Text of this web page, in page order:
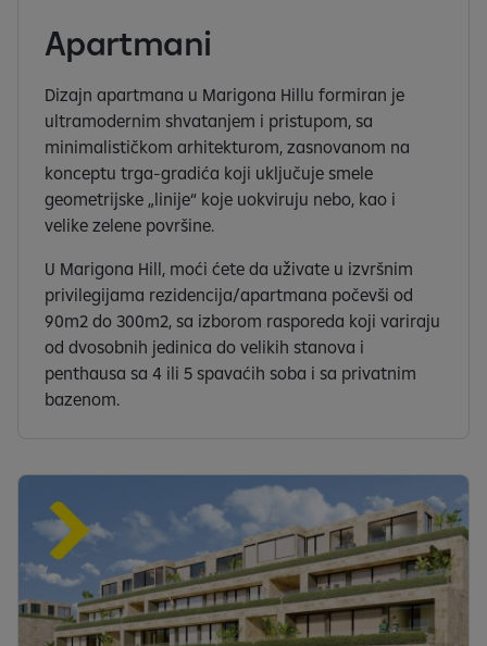
Apartmani
Dizajn apartmana u Marigona Hillu formiran je
ultramodernim shvatanjem i pristupom, sa
minimalističkom arhitekturom, zasnovanom na
konceptu trga-gradića koji uključuje smele
geometrijske „linije“ koje uokviruju nebo, kao i
velike zelene površine.
U Marigona Hill, moći ćete da uživate u izvršnim
privilegijama rezidencija/apartmana počevši od
90m2 do 300m2, sa izborom rasporeda koji variraju
od dvosobnih jedinica do velikih stanova i
penthausa sa 4 ili 5 spavaćih soba i sa privatnim
bazenom.